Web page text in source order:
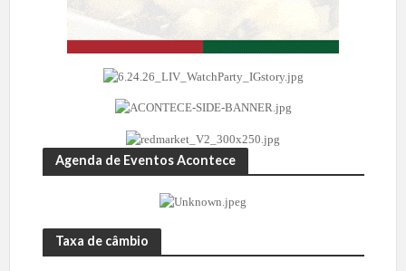
Agenda de Eventos Acontece
Taxa de câmbio